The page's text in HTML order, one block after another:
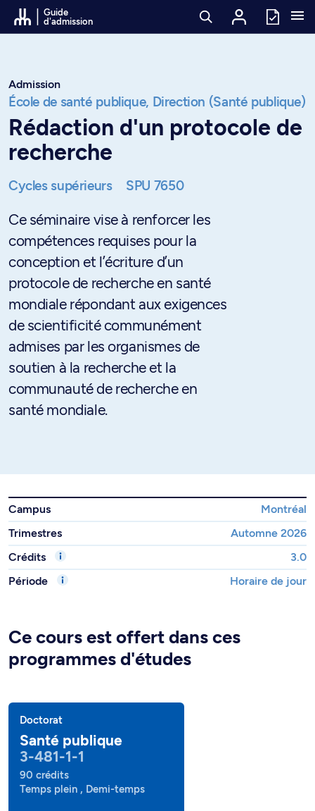
Passer au contenu
Guide
d'admission
Admission
École de santé publique, Direction (Santé publique)
Rédaction d'un protocole de
recherche
Cycles supérieurs SPU 7650
Ce séminaire vise à renforcer les
compétences requises pour la
conception et l’écriture d’un
protocole de recherche en santé
mondiale répondant aux exigences
de scientificité communément
admises par les organismes de
soutien à la recherche et la
communauté de recherche en
santé mondiale.
Campus
Montréal
Trimestres
Automne 2026
Crédits
3.0
Période
Horaire de jour
Ce cours est offert dans ces
programmes d'études
Doctorat
Santé publique
3-481-1-1
90 crédits
Temps plein , Demi-temps